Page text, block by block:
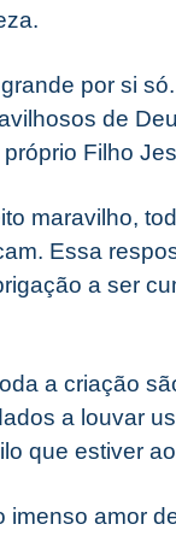
por si
de
Filho
maravilho,
Essa
a ser
a criação
a louvar
que estiver
imenso amor